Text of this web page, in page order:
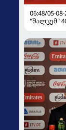
06:48/05-
"შალკემ"